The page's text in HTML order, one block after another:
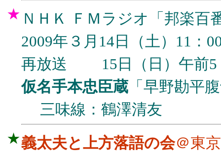
★ ＮＨＫ ＦＭラジオ「邦楽百
2009年３月14日（土）11：
再放送 15日（日）午前5
仮名手本忠臣蔵 「早野勘平
三味線：鶴澤清友
★義太夫と上方落語の会＠東